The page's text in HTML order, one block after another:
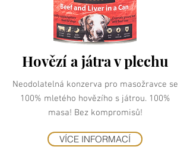
Hovězí a játra v plechu
Neodolatelná konzerva pro masožravce se
100% mletého hovězího s játrou. 100%
masa! Bez kompromisů!
VÍCE INFORMACÍ